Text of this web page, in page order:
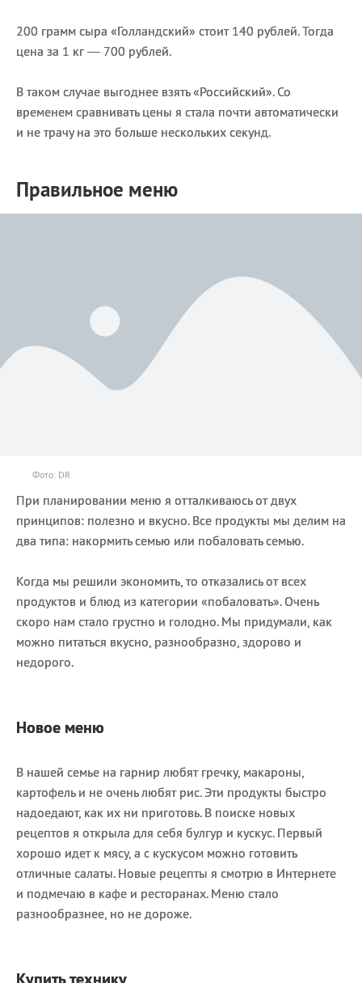
200 грамм сыра «Голландский» стоит 140 рублей. Тогда
цена за 1 кг — 700 рублей.
В таком случае выгоднее взять «Российский». Со
временем сравнивать цены я стала почти автоматически
и не трачу на это больше нескольких секунд.
Правильное меню
Фото: DR
При планировании меню я отталкиваюсь от двух
принципов: полезно и вкусно. Все продукты мы делим на
два типа: накормить семью или побаловать семью.
Когда мы решили экономить, то отказались от всех
продуктов и блюд из категории «побаловать». Очень
скоро нам стало грустно и голодно. Мы придумали, как
можно питаться вкусно, разнообразно, здорово и
недорого.
Новое меню
В нашей семье на гарнир любят гречку, макароны,
картофель и не очень любят рис. Эти продукты быстро
надоедают, как их ни приготовь. В поиске новых
рецептов я открыла для себя булгур и кускус. Первый
хорошо идет к мясу, а с кускусом можно готовить
отличные салаты. Новые рецепты я смотрю в Интернете
и подмечаю в кафе и ресторанах. Меню стало
разнообразнее, но не дороже.
Купить технику